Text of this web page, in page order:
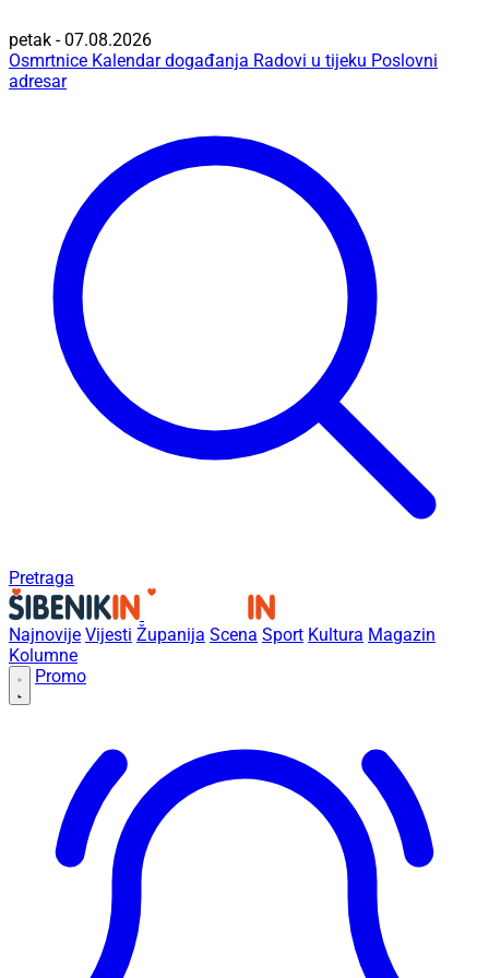
petak - 07.08.2026
Osmrtnice Kalendar događanja Radovi u tijeku Poslovni
adresar
Pretraga
Najnovije Vijesti Županija Scena Sport Kultura Magazin
Kolumne
Promo